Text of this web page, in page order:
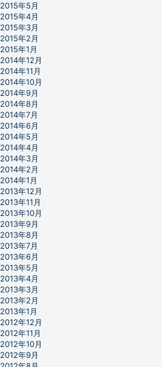
2015年5月
2015年4月
2015年3月
2015年2月
2015年1月
2014年12月
2014年11月
2014年10月
2014年9月
2014年8月
2014年7月
2014年6月
2014年5月
2014年4月
2014年3月
2014年2月
2014年1月
2013年12月
2013年11月
2013年10月
2013年9月
2013年8月
2013年7月
2013年6月
2013年5月
2013年4月
2013年3月
2013年2月
2013年1月
2012年12月
2012年11月
2012年10月
2012年9月